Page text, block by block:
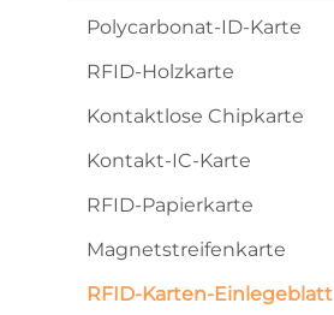
Polycarbonat-ID-Karte
RFID-Holzkarte
Kontaktlose Chipkarte
Kontakt-IC-Karte
RFID-Papierkarte
Magnetstreifenkarte
RFID-Karten-Einlegeblatt